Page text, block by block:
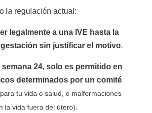
la regulación actual:
legalmente a una IVE hasta la
sin justificar el motivo.
semana 24, solo es permitido en
determinados por un comité
tu vida o salud, o malformaciones
la vida fuera del útero).